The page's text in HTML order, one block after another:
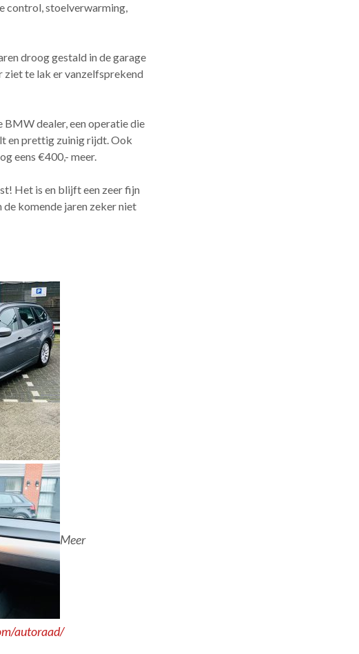
control, stoelverwarming,
droog gestald in de garage
ziet te lak er vanzelfsprekend
dealer, een operatie die
en prettig zuinig rijdt. Ook
eens €400,- meer.
Het is en blijft een zeer fijn
komende jaren zeker niet
Meer
autoraad/